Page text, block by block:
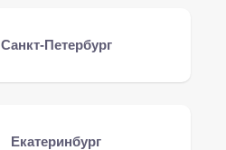
Санкт-Петербург
Екатеринбург